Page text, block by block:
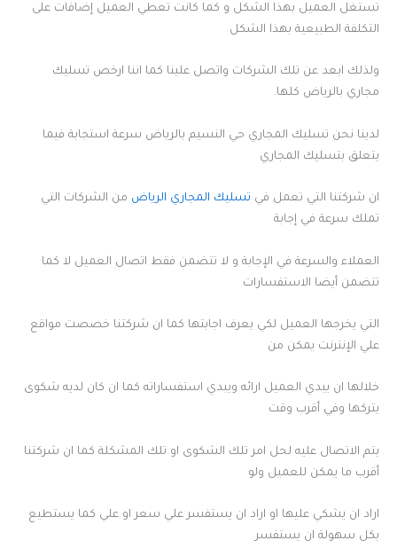
تستغل العميل بهذا الشكل و كما كانت تعطي العميل إضافات على
التكلفة الطبيعية بهذا الشكل
ولذلك ابعد عن تلك الشركات واتصل علينا كما اننا ارخص تسليك
مجاري بالرياض كلها.
لدينا نحن تسليك المجاري حي النسيم بالرياض سرعة استجابة فيما
يتعلق بتسليك المجاري
ان شركتنا التي تعمل في تسليك المجاري الرياض من الشركات التي
تملك سرعة في إجابة
العملاء والسرعة في الإجابة و لا تتضمن فقط اتصال العميل لا كما
تتضمن أيضا الاستفسارات
التي يخرجها العميل لكي يعرف اجابتها كما ان شركتنا خصصت مواقع
علي الإنترنت يمكن من
خلالها ان يبدي العميل ارائه ويبدي استفساراته كما ان كان لديه شكوى
يتركها وفي أقرب وقت
يتم الاتصال عليه لحل امر تلك الشكوى او تلك المشكلة كما ان شركتنا
أقرب ما يمكن للعميل ولو
اراد ان يشكي عليها او اراد ان يستفسر علي سعر او علي كما يستطيع
بكل سهولة ان يستفسر